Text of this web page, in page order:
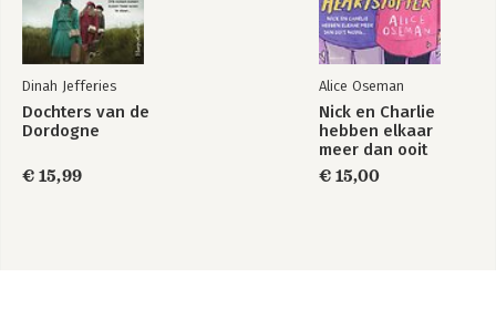
Dinah Jefferies
Dochters van de
Dordogne
€ 15,99
Alice Oseman
Nick en Charlie
hebben elkaar
meer dan ooit
nodig…
€ 15,00